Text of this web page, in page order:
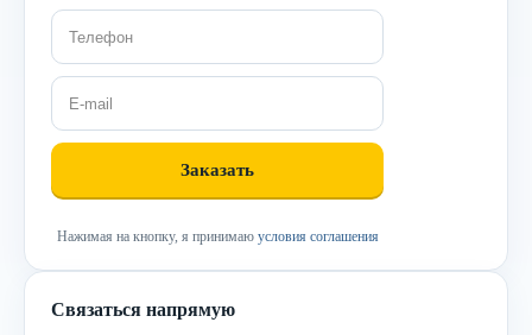
Нажимая на кнопку, я принимаю условия соглашения
Связаться напрямую